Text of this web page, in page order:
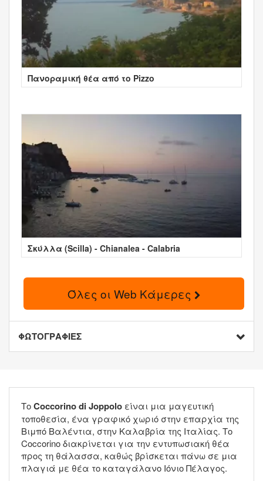
Πανοραμική θέα από το Pizzo
Σκύλλα (Scilla) - Chianalea - Calabria
Όλες οι Web Κάμερες
ΦΩΤΟΓΡΑΦΙΕΣ
ΤοCoccorino di Joppolo είναι μια μαγευτική
τοποθεσία, ένα γραφικό χωριό στην επαρχία της
Βιμπό Βαλέντια, στην Καλαβρία της Ιταλίας. Το
Coccorino διακρίνεται για την εντυπωσιακή θέα
προς τη θάλασσα, καθώς βρίσκεται πάνω σε μια
πλαγιά με θέα το καταγάλανο Ιόνιο Πέλαγος.